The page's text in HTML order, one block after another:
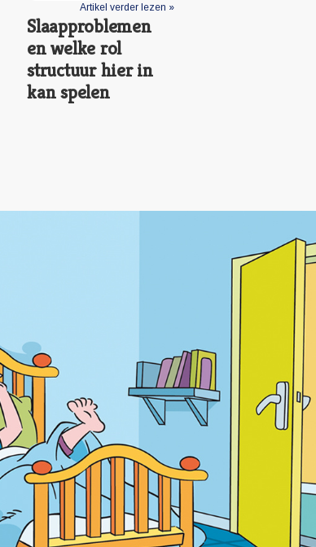
Artikel verder lezen »
Slaapproblemen
en welke rol
structuur hier in
kan spelen